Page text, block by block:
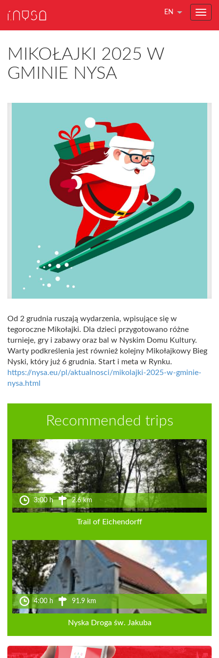
EN
MIKOŁAJKI 2025 W
GMINIE NYSA
Od 2 grudnia ruszają wydarzenia, wpisujące się w
tegoroczne Mikołajki. Dla dzieci przygotowano różne
turnieje, gry i zabawy oraz bal w Nyskim Domu Kultury.
Warty podkreślenia jest również kolejny Mikołajkowy Bieg
Nyski, który już 6 grudnia. Start i meta w Rynku.
https://nysa.eu/pl/aktualnosci/mikolajki-2025-w-gminie-
nysa.html
Recommended trips
3:00 h 2.6 km
Trail of Eichendorff
4:00 h 91.9 km
Nyska Droga św. Jakuba